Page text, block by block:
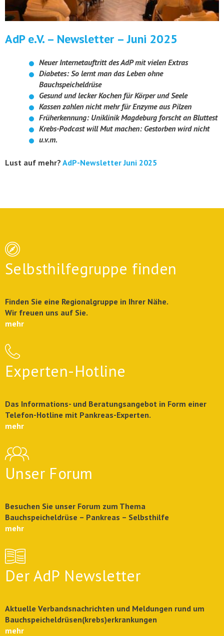
AdP e.V. – Newsletter – Juni 2025
Neuer Internetauftritt des AdP mit vielen Extras
Diabetes: So lernt man das Leben ohne
Bauchspeicheldrüse
Gesund und lecker Kochen für Körper und Seele
Kassen zahlen nicht mehr für Enzyme aus Pilzen
Früherkennung: Uniklinik Magdeburg forscht an Bluttest
Krebs-Podcast will Mut machen: Gestorben wird nicht
u.v.m.
Lust auf mehr? AdP-Newsletter Juni 2025
Selbsthilfegruppe finden
Finden Sie eine Regionalgruppe in Ihrer Nähe.
Wir freuen uns auf Sie.
mehr
Experten-Hotline
Das Informations- und Beratungsangebot in Form einer
Telefon-Hotline mit Pankreas-Experten.
mehr
Unser Forum
Besuchen Sie unser Forum zum Thema
Bauchspeicheldrüse – Pankreas – Selbsthilfe
mehr
Der AdP Newsletter
Aktuelle Verbandsnachrichten und Meldungen rund um
Bauchspeicheldrüsen(krebs)erkrankungen
mehr